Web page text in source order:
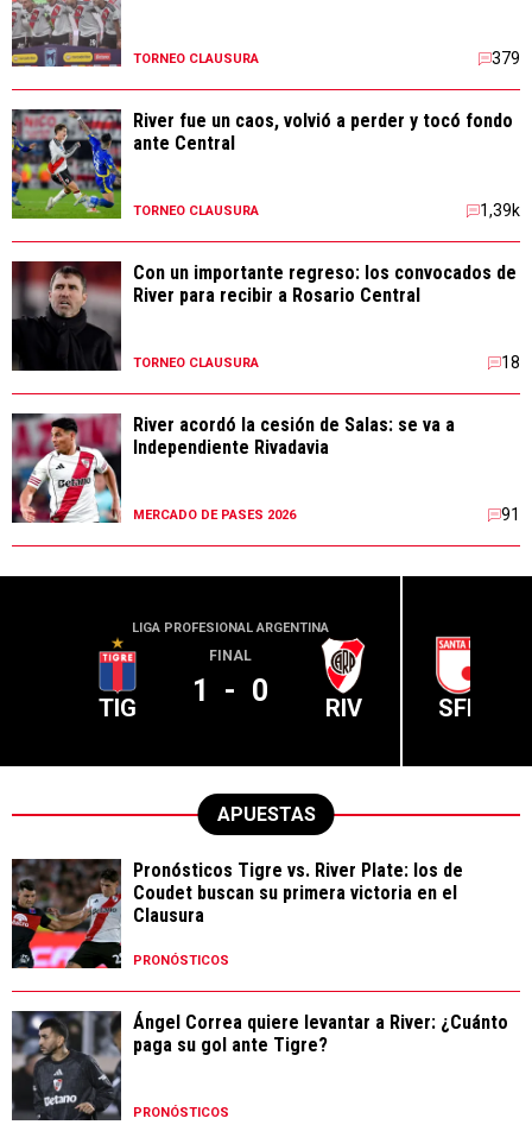
TORNEO CLAUSURA 379
River fue un caos, volvió a perder y tocó fondo
ante Central
TORNEO CLAUSURA 1,39k
Con un importante regreso: los convocados de
River para recibir a Rosario Central
TORNEO CLAUSURA 18
River acordó la cesión de Salas: se va a
Independiente Rivadavia
MERCADO DE PASES 2026 91
LIGA PROFESIONAL ARGENTINA
TIG
FINAL
1 - 0 RIV SFE
APUESTAS
Pronósticos Tigre vs. River Plate: los de
Coudet buscan su primera victoria en el
Clausura
PRONÓSTICOS
Ángel Correa quiere levantar a River: ¿Cuánto
paga su gol ante Tigre?
PRONÓSTICOS